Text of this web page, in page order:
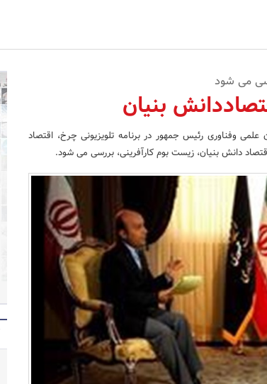
می شود
بنیان
وفناوری رئیس جمهور در برنامه تلویزیونی چرخ، اقتصاد
دانش بنیان، زیست بوم کارآفرینی، بررسی می شود.